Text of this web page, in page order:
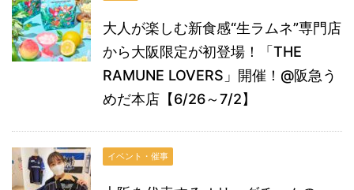
大人が楽しむ新食感“生ラムネ”専門店
から大阪限定が初登場！「THE
RAMUNE LOVERS」開催！@阪急う
めだ本店【6/26～7/2】
イベント・催事